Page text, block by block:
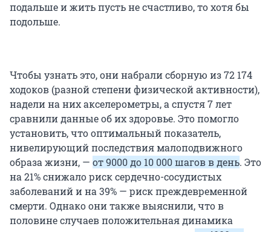
подальше и жить пусть не счастливо, то хотя бы
подольше.
Чтобы узнать это, они набрали сборную из72 174
ходоков (разной степени физической активности),
надели на них акселерометры, а спустя 7 лет
сравнили данные об их здоровье. Это помогло
установить, что оптимальный показатель,
нивелирующий последствия малоподвижного
образа жизни, — от 9000 до 10 000шагов в день. Это
на 21% снижало риск сердечно-сосудистых
заболеваний и на 39% — риск преждевременной
смерти. Однако они также выяснили, что в
половине случаев положительная динамика